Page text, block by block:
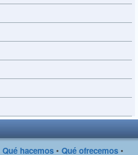
Qué hacemos• Qué ofrecemos•